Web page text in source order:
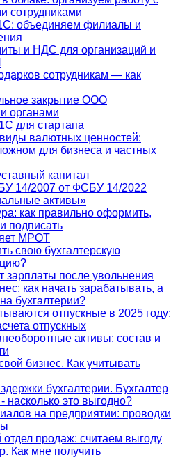
сотрудниками
объединяем филиалы и
и НДС для организаций и
сотрудникам — как
закрытие ООО
органами
для стартапа
валютных ценностей:
для бизнеса и частных
капитал
14/2007 от ФСБУ 14/2022
активы»
как правильно оформить,
подписать
МРОТ
свою бухгалтерскую
зарплаты после увольнения
как начать зарабатывать, а
бухгалтерии?
отпускные в 2025 году:
отпускных
активы: состав и
бизнес. Как учитывать
бухгалтерии. Бухгалтер
насколько это выгодно?
на предприятии: проводки
продаж: считаем выгоду
Как мне получить